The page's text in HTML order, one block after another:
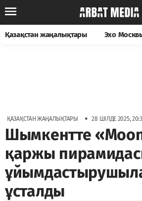
Қазақстан жаңалықтары Эхо
ҚАЗАҚСТАН ЖАҢАЛЫҚТАРЫ • 28 ШІЛДЕ 2025,
Шымкентте
қаржы
ұсталды